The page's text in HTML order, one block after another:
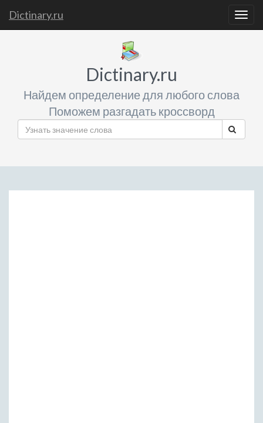
Dictinary.ru
Dictinary.ru
Найдем определение для любого слова
Поможем разгадать кроссворд